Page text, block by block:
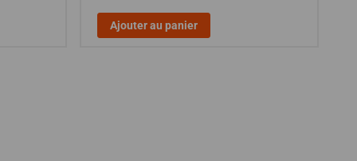
Ajouter au panier